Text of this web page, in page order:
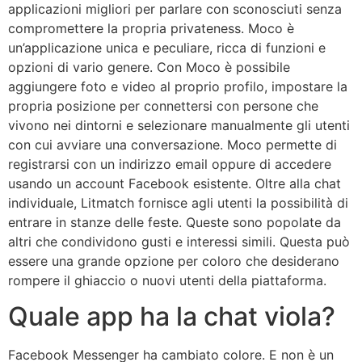
applicazioni migliori per parlare con sconosciuti senza
compromettere la propria privateness. Moco è
un’applicazione unica e peculiare, ricca di funzioni e
opzioni di vario genere. Con Moco è possibile
aggiungere foto e video al proprio profilo, impostare la
propria posizione per connettersi con persone che
vivono nei dintorni e selezionare manualmente gli utenti
con cui avviare una conversazione. Moco permette di
registrarsi con un indirizzo email oppure di accedere
usando un account Facebook esistente. Oltre alla chat
individuale, Litmatch fornisce agli utenti la possibilità di
entrare in stanze delle feste. Queste sono popolate da
altri che condividono gusti e interessi simili. Questa può
essere una grande opzione per coloro che desiderano
rompere il ghiaccio o nuovi utenti della piattaforma.
Quale app ha la chat viola?
Facebook Messenger ha cambiato colore. E non è un